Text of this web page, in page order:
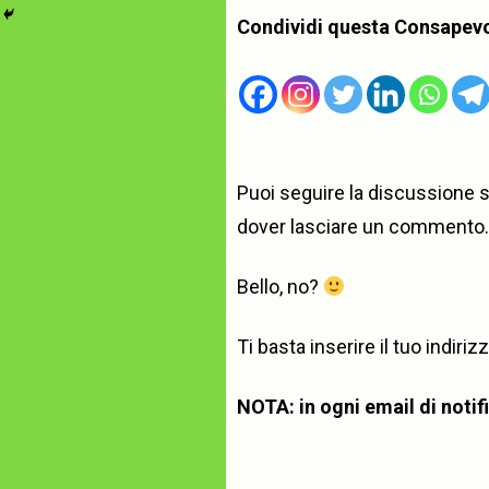
Condividi questa
Puoi seguire la discussione
dover lasciare un commento.
Bello, no?
Ti basta inserire il tuo
NOTA: in ogni email di